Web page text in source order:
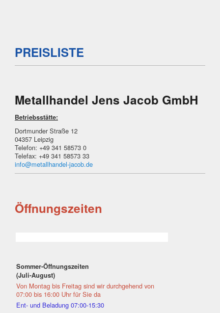
PREISLISTE
Metallhandel Jens Jacob GmbH
Betriebsstätte:
Dortmunder Straße 12
04357 Leipzig
Telefon: +49 341 58573 0
Telefax: +49 341 58573 33
info@metallhandel-jacob.de
Öffnungszeiten
Sommer-Öffnungszeiten
(Juli-August)
Von Montag bis Freitag sind wir durchgehend von
07:00 bis 16:00 Uhr für Sie da
Ent- und Beladung 07:00-15:30